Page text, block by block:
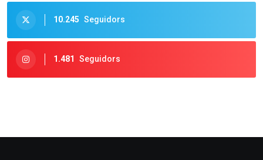
10.245 Seguidors
1.481 Seguidors